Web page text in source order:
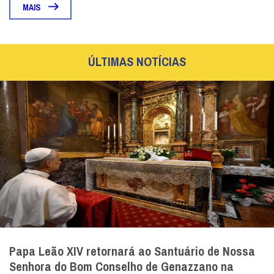
MAIS
ÚLTIMAS NOTÍCIAS
Papa Leão XIV retornará ao Santuário de Nossa
Senhora do Bom Conselho de Genazzano na